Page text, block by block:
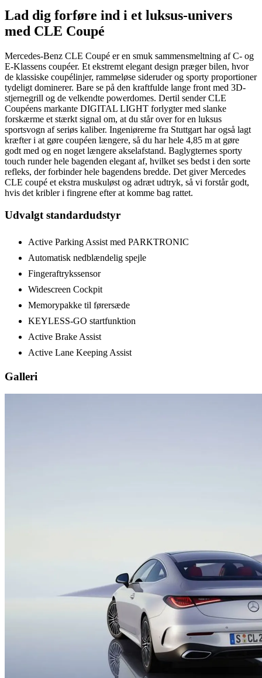
Lad dig forføre ind i et luksus-univers
med CLE Coupé
Mercedes-Benz CLE Coupé er en smuk sammensmeltning af C- og
E-Klassens coupéer. Et ekstremt elegant design præger bilen, hvor
de klassiske coupélinjer, rammeløse sideruder og sporty proportioner
tydeligt dominerer. Bare se på den kraftfulde lange front med 3D-
stjernegrill og de velkendte powerdomes. Dertil sender CLE
Coupéens markante DIGITAL LIGHT forlygter med slanke
forskærme et stærkt signal om, at du står over for en luksus
sportsvogn af seriøs kaliber. Ingeniørerne fra Stuttgart har også lagt
kræfter i at gøre coupéen længere, så du har hele 4,85 m at gøre
godt med og en noget længere akselafstand. Baglygternes sporty
touch runder hele bagenden elegant af, hvilket ses bedst i den sorte
refleks, der forbinder hele bagendens bredde. Det giver Mercedes
CLE coupé et ekstra muskuløst og adræt udtryk, så vi forstår godt,
hvis det kribler i fingrene efter at komme bag rattet.
Udvalgt standardudstyr
Active Parking Assist med PARKTRONIC
Automatisk nedblændelig spejle
Fingeraftrykssensor
Widescreen Cockpit
Memorypakke til førersæde
KEYLESS-GO startfunktion
Active Brake Assist
Active Lane Keeping Assist
Galleri